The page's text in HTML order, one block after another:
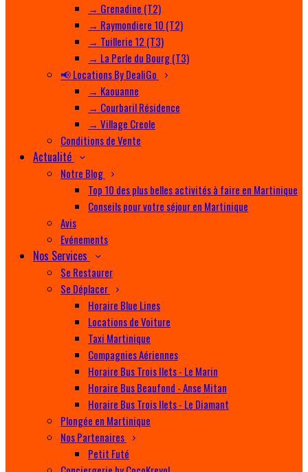
→ Grenadine (T2)
→ Raymondiere 10 (T2)
→ Tuillerie 12 (T3)
→ La Perle du Bourg (T3)
📢 Locations By DealiGo
→ Kaouanne
→ Courbaril Résidence
→ Village Creole
Conditions de Vente
Actualité
Notre Blog
Top 10 des plus belles activités à faire en Martinique
Conseils pour votre séjour en Martinique
Avis
Evénements
Nos Services
Se Restaurer
Se Déplacer
Horaire Blue Lines
Locations de Voiture
Taxi Martinique
Compagnies Aériennes
Horaire Bus Trois Ilets - Le Marin
Horaire Bus Beaufond - Anse Mitan
Horaire Bus Trois Ilets - Le Diamant
Plongée en Martinique
Nos Partenaires
Petit Futé